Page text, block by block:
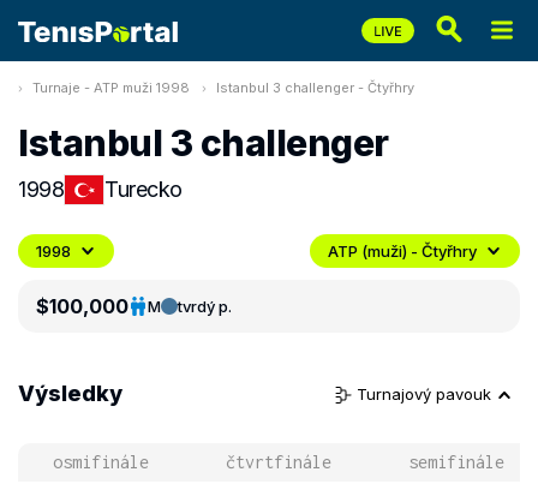
Turnaje - ATP muži 1998 Istanbul 3 challenger - Čtyřhry
Istanbul 3 challenger
1998 Turecko
1998 ATP (muži) - Čtyřhry
$100,000 M tvrdý p.
Výsledky Turnajový pavouk
osmifinále čtvrtfinále semifinále